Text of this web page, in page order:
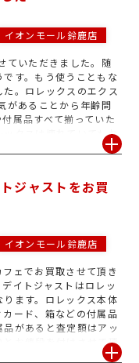
イオンモール鈴鹿店
ていただきました。随
す。もう使うこともな
。ロレックスのエクス
があることから年齢問
属品すべて揃っていた
ックスは壊れていてもお
、ヒビ、針の腐食、フェ
ジャストをお買
イオンモール鈴鹿店
ェでお買取させて頂き
イトジャストはロレッ
ます。ロレックス本体
ード、箱などの付属品
があると査定額はアッ
とお値段を付けさせて頂
どんなものでも丁寧に査